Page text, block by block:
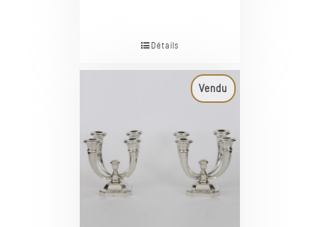
Détails
Vendu